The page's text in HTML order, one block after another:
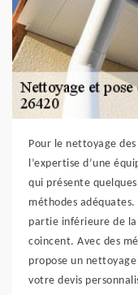
Pour le nettoyage
l’expertise d’une
qui présente
méthodes
partie inférieure de
coincent. Avec des
propose un
votre devis